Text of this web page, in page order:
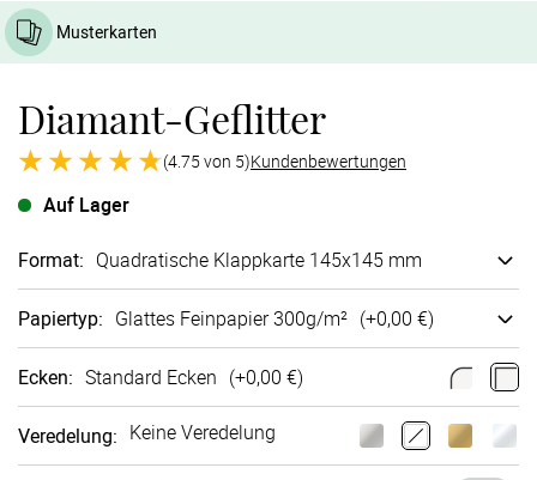
Musterkarten
Diamant-Geflitter
(4.75 von 5)Kundenbewertungen
Auf Lager
Format: Quadra­tische Klappkarte 145x145 mm
Papiertyp: Glattes Fein­papier 300g/m² (+0,00 €)
Ecken: Standard Ecken (+0,00 €)
Veredelung: Keine Veredelung